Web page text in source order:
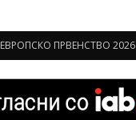
ЕВРОПСКО ПРВЕНСТВО 2026